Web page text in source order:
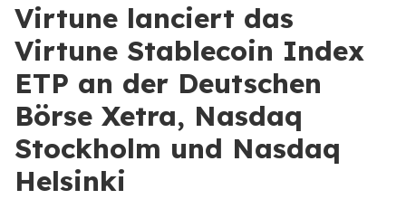
Virtune lanciert das
Virtune Stablecoin Index
ETP an der Deutschen
Börse Xetra, Nasdaq
Stockholm und Nasdaq
Helsinki